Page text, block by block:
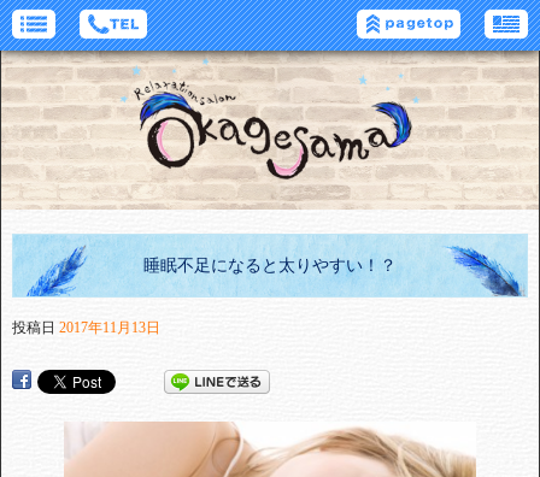
睡眠不足になると太りやすい！？
投稿日 2017年11月13日